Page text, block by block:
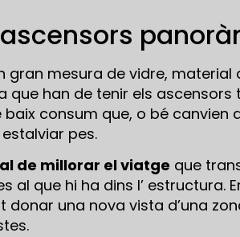
mesura de vidre, material
que han de tenir els
consum que, o bé canvien
pes.
de millorar el viatge que
al que hi ha dins l’ estructura.
una nova vista d’una